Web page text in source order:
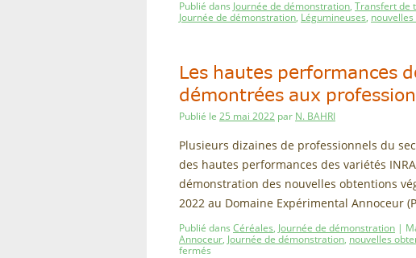
Publié dans Journée de démonstration, Transfert de
Journée de démonstration, Légumineuses,
Les hautes performances
démontrées aux
Publié le 25 mai 2022 par N. BAHRI
Plusieurs dizaines de professionnels du
des hautes performances des variétés
démonstration des nouvelles obtentions
2022 au Domaine Expérimental Annoceur
Publié dans Céréales, Journée de démonstration |
Annoceur, Journée de démonstration, nouvelles
fermés